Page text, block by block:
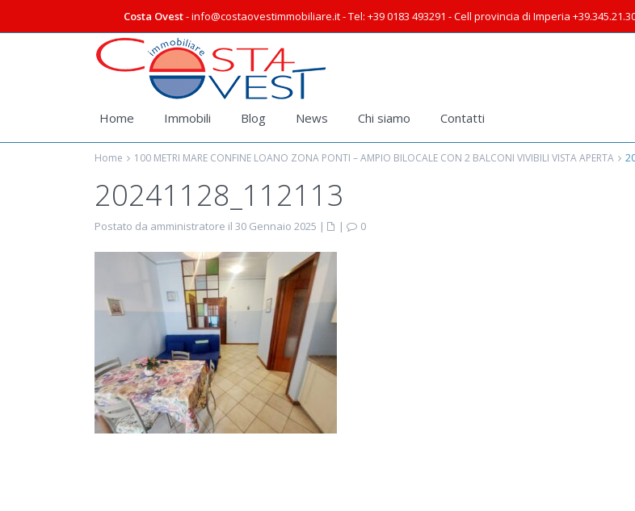
Costa Ovest- info@costaovestimmobiliare.it - Tel: +39 0183 493291 - Cell provincia di Imperia
Home Immobili Blog News Chi siamo Contatti
Home 100 METRI MARE CONFINE LOANO ZONA PONTI – AMPIO BILOCALE CON 2 BALCONI VIVIBILI VISTA APERTA
20241128_112113
Postato da amministratore il 30 Gennaio 2025 | | 0